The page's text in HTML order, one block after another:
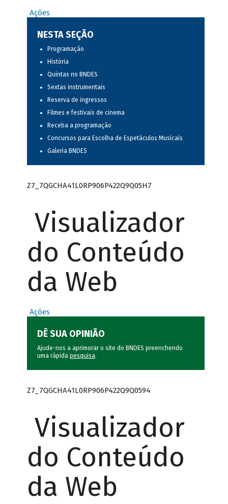
Ações
NESTA SEÇÃO
Programação
História
Quintas no BNDES
Sextas instrumentais
Reserva de ingressos
Filmes e festivais de cinema
Receba a programação
Concursos para Escolha de Espetáculos Musicais
Galeria BNDES
Z7_7QGCHA41L0RP906P422Q9Q05H7
Visualizador
do Conteúdo
da Web
Ações
DÊ SUA OPINIÃO
Ajude-nos a aprimorar o site do BNDES preenchendo
uma rápida pesquisa.
Z7_7QGCHA41L0RP906P422Q9Q0594
Visualizador
do Conteúdo
da Web